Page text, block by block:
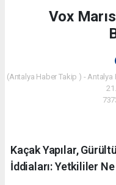
Vox
(Antalya Haber Takip ) - Antalya
Kaçak Yapılar,
İddiaları: Yetkililer